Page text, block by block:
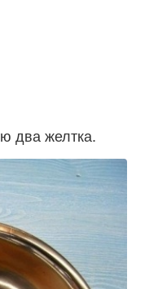
два желтка.